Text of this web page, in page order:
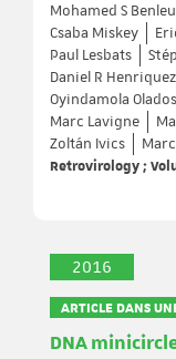
Mohamed S
Csaba Miskey
Paul Lesbats
Daniel R Henriquez
Oyindamola
Marc Lavigne
Zoltán Ivics
Retrovirology ;
2016
ARTICLE DANS
DNA